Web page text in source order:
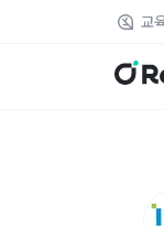
교
랠릿